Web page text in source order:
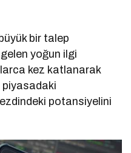
bir talep
gelen yoğun ilgi
kez katlanarak
piyasadaki
potansiyelini